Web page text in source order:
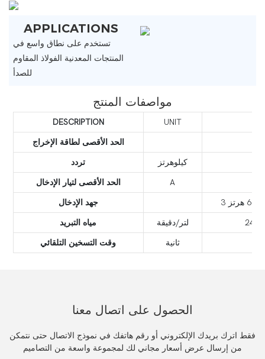
APPLICATIONS
تستخدم على نطاق واسع في
المنتجات المعدنية الفولاذ المقاوم
مواصفات المنتج
DESCRIPTION
UNIT
الحد الأقصى لطاقة الإخراج
تردد
كيلوهرتز
الحد الأقصى لتيار الإدخال
A
جهد الإدخال
مياه التبريد
لتر/دقيقة
وقت التسخين التلقائي
ثانية
الحصول على اتصال معنا
فقط اترك بريدك الإلكتروني أو رقم هاتفك في نموذج الاتصال حتى نتمكن
من إرسال عرض أسعار مجاني لك لمجموعة واسعة من التصاميم